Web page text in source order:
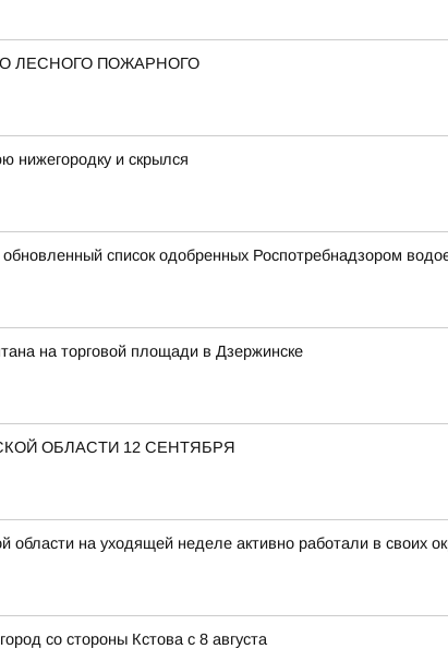
ЛЕСНОГО ПОЖАРНОГО
нижегородку и скрылся
список одобренных Роспотребнадзором
на торговой площади в Дзержинске
ОБЛАСТИ 12 СЕНТЯБРЯ
на уходящей неделе активно работали в своих
со стороны Кстова с 8 августа